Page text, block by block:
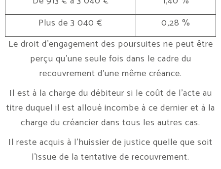
Plus de 3 040 €
0,28 %
Le droit d’engagement des poursuites ne peut être
perçu qu’une seule fois dans le cadre du
recouvrement d’une même créance.
Il est à la charge du débiteur si le coût de l’acte au
titre duquel il est alloué incombe à ce dernier et à la
charge du créancier dans tous les autres cas.
Il reste acquis à l’huissier de justice quelle que soit
l’issue de la tentative de recouvrement.